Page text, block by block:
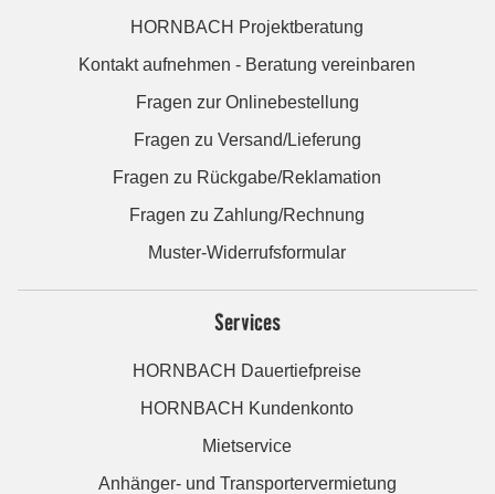
HORNBACH Projektberatung
Kontakt aufnehmen - Beratung vereinbaren
Fragen zur Onlinebestellung
Fragen zu Versand/Lieferung
Fragen zu Rückgabe/Reklamation
Fragen zu Zahlung/Rechnung
Muster-Widerrufsformular
Services
HORNBACH Dauertiefpreise
HORNBACH Kundenkonto
Mietservice
Anhänger- und Transportervermietung